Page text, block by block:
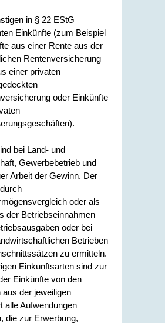
in § 22 EStG
Einkünfte (zum Beispiel
aus einer Rente aus der
Rentenversicherung
einer privaten
oder Einkünfte
bei Land- und
Gewerbebetrieb und
Arbeit der Gewinn. Der
oder als
der Betriebseinnahmen
oder bei
Betrieben
zu ermitteln.
Einkunftsarten sind zur
Einkünfte von den
aus der jeweiligen
alle Aufwendungen
die zur Erwerbung,